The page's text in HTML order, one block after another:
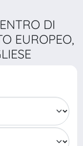
DI
EUROPEO,